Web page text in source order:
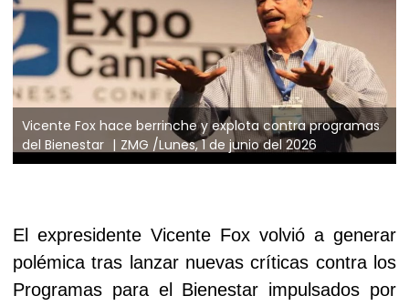
Vicente Fox hace berrinche y explota contra programas
del Bienestar
ZMG /Lunes, 1 de junio del 2026
El expresidente Vicente Fox volvió a generar
polémica tras lanzar nuevas críticas contra los
Programas para el Bienestar impulsados por